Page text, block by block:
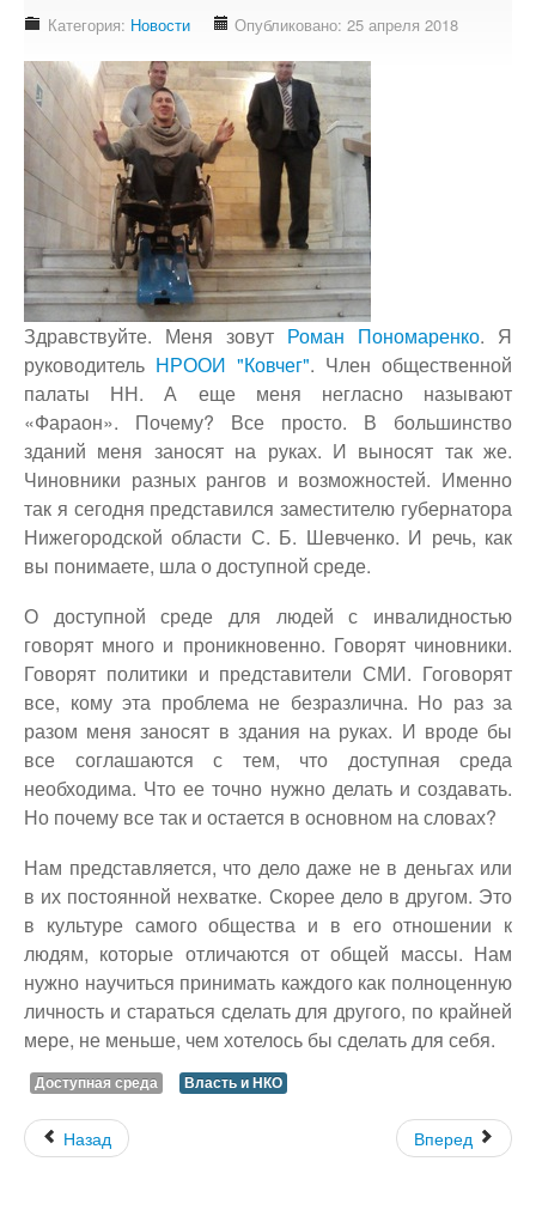
Доступность - что это?
Подтверждение доступности
Наши проекты
Our projects
Публичная отетность
Our public reporting
Публикации
Our publication
Контакты
Категория: Новости Опубликовано: 25 апреля 2018
Здравствуйте. Меня зовут Роман Пономаренко. Я
руководитель НРООИ "Ковчег". Член общественной
палаты НН. А еще меня негласно называют
«Фараон». Почему? Все просто. В большинство
зданий меня заносят на руках. И выносят так же.
Чиновники разных рангов и возможностей. Именно
так я сегодня представился заместителю губернатора
Нижегородской области С. Б. Шевченко. И речь, как
вы понимаете, шла о доступной среде.
О доступной среде для людей с инвалидностью
говорят много и проникновенно. Говорят чиновники.
Говорят политики и представители СМИ. Гоговорят
все, кому эта проблема не безразлична. Но раз за
разом меня заносят в здания на руках. И вроде бы
все соглашаются с тем, что доступная среда
необходима. Что ее точно нужно делать и создавать.
Но почему все так и остается в основном на словах?
Нам представляется, что дело даже не в деньгах или
в их постоянной нехватке. Скорее дело в другом. Это
в культуре самого общества и в его отношении к
людям, которые отличаются от общей массы. Нам
нужно научиться принимать каждого как полноценную
личность и стараться сделать для другого, по крайней
мере, не меньше, чем хотелось бы сделать для себя.
Доступная среда Власть и НКО
Назад Вперед